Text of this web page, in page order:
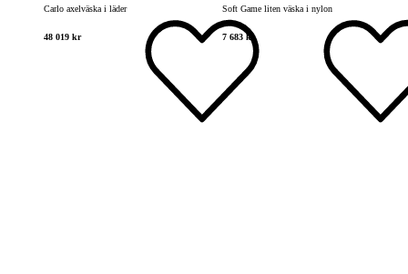
Carlo axelväska i läder
48 019 kr
Soft Game liten väska i nylon
7 683 kr